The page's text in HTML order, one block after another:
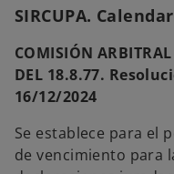
SIRCUPA.
COMISIÓN
DEL 18.8.77.
16/12/2024
Se establece para el
de vencimiento para